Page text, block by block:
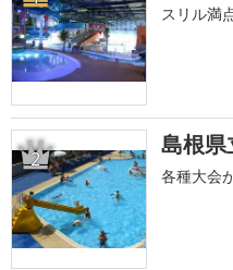
スリル満
2 島根
各種大会